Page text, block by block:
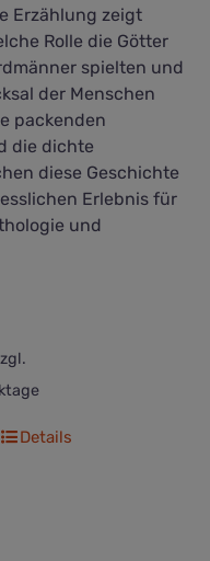
Erzählung zeigt
Rolle die Götter
spielten und
der Menschen
packenden
die dichte
diese Geschichte
Erlebnis für
und
Details